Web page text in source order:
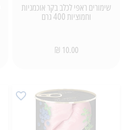
שימורים ראפי לכלב בקר אוכמניות
וחמוציות 400 גרם
10.00 ₪